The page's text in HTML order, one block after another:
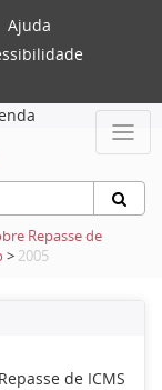
Ajuda
Repasse de
> 2005
de ICMS